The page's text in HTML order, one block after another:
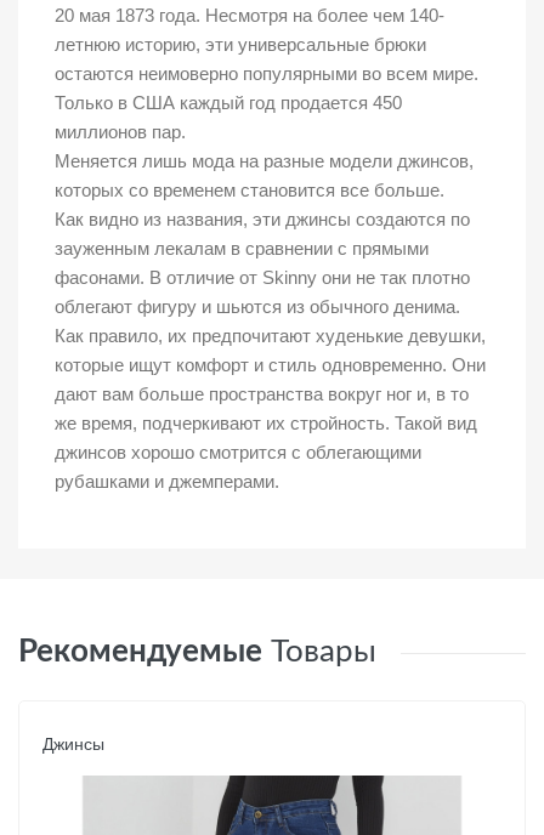
20 мая 1873 года. Несмотря на более чем 140-
летнюю историю, эти универсальные брюки
остаются неимоверно популярными во всем мире.
Только в США каждый год продается 450
миллионов пар.
Меняется лишь мода на разные модели джинсов,
которых со временем становится все больше.
Как видно из названия, эти джинсы создаются по
зауженным лекалам в сравнении с прямыми
фасонами. В отличие от Skinny они не так плотно
облегают фигуру и шьются из обычного денима.
Как правило, их предпочитают худенькие девушки,
которые ищут комфорт и стиль одновременно. Они
дают вам больше пространства вокруг ног и, в то
же время, подчеркивают их стройность. Такой вид
джинсов хорошо смотрится с облегающими
рубашками и джемперами.
Рекомендуемые Товары
Джинсы